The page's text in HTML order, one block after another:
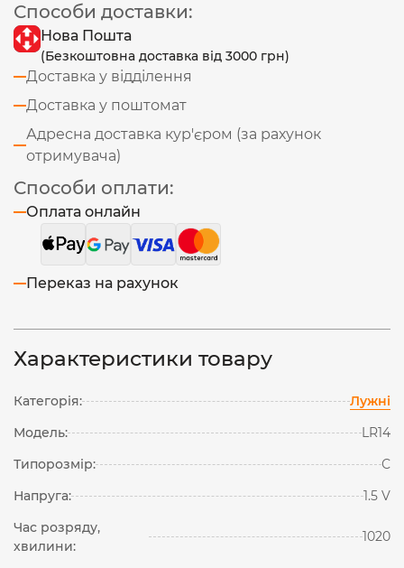
Способи доставки:
Нова Пошта
(Безкоштовна доставка від 3000 грн)
Доставка у відділення
Доставка у поштомат
Адресна доставка кур'єром (за рахунок
отримувача)
Способи оплати:
Оплата онлайн
Переказ на рахунок
Характеристики товару
Категорія:
Лужні
Модель:
LR14
Типорозмір:
С
Напруга:
1.5 V
Час розряду,
хвилини:
1020